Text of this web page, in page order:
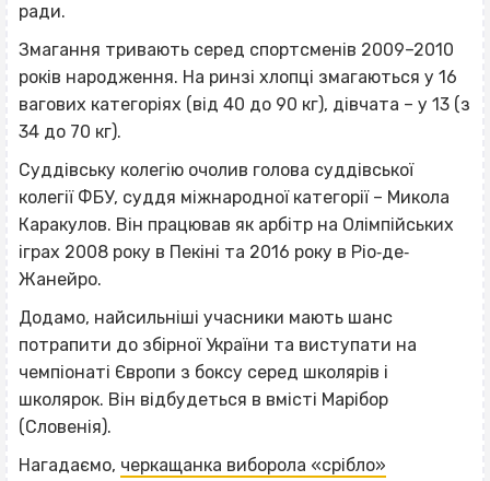
ради.
Змагання тривають серед спортсменів 2009–2010
років народження. На ринзі хлопці змагаються у 16
вагових категоріях (від 40 до 90 кг), дівчата – у 13 (з
34 до 70 кг).
Суддівську колегію очолив голова суддівської
колегії ФБУ, суддя міжнародної категорії – Микола
Каракулов. Він працював як арбітр на Олімпійських
іграх 2008 року в Пекіні та 2016 року в Ріо‐де‐
Жанейро.
Додамо, найсильніші учасники мають шанс
потрапити до збірної України та виступати на
чемпіонаті Європи з боксу серед школярів і
школярок. Він відбудеться в вмісті Марібор
(Словенія).
Нагадаємо, черкащанка виборола «срібло»